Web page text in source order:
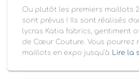
Ou plutôt les premiers maillots
sont prévus ! Ils sont réalisés
lycras Katia fabrics, gentiment
de Cœur Couture. Vous pourrez
maillots en expo jusqu’à Lire la